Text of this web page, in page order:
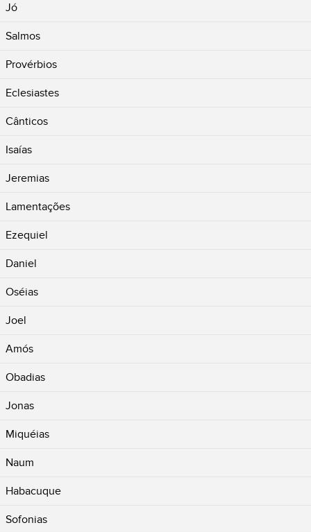
Jó
Salmos
Provérbios
Eclesiastes
Cânticos
Isaías
Jeremias
Lamentações
Ezequiel
Daniel
Oséias
Joel
Amós
Obadias
Jonas
Miquéias
Naum
Habacuque
Sofonias